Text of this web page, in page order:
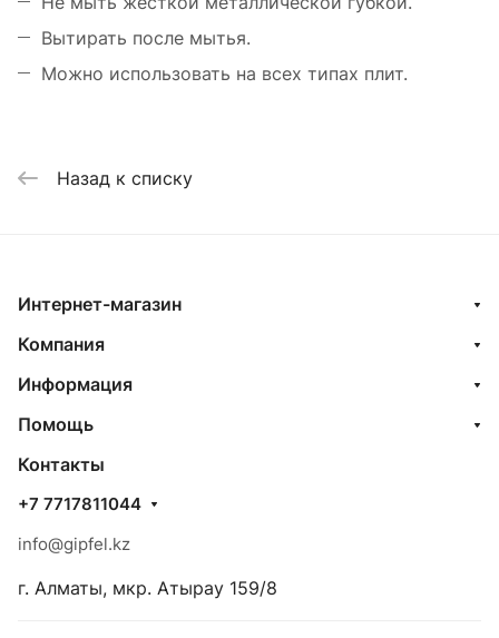
Вытирать после мытья.
Можно использовать на всех типах плит.
Назад к списку
Интернет-магазин
Компания
Информация
Помощь
Контакты
+7 7717811044
info@gipfel.kz
г. Алматы, мкр. Атырау 159/8